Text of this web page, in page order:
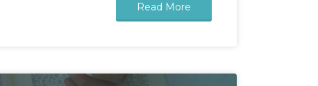
Read More